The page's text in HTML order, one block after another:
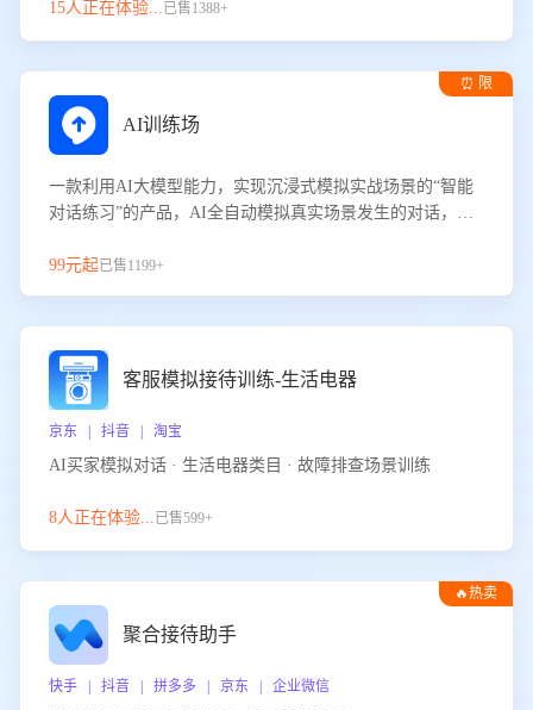
15人正在体验...已售1388+
⏰ 限
AI训练场
一款利用AI大模型能力，实现沉浸式模拟实战场景的“智能
对话练习”的产品，AI全自动模拟真实场景发生的对话，企
服能力。
99元起已售1199+
客服模拟接待训练-生活电器
京东 | 抖音 | 淘宝
AI买家模拟对话 · 生活电器类目 · 故障排查场景训练
8人正在体验...已售599+
🔥热卖
聚合接待助手
快手 | 抖音 | 拼多多 | 京东 | 企业微信